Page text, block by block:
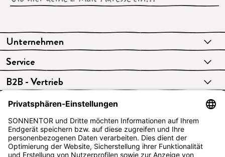
Unternehmen
Service
B2B - Vertrieb
Deutsch